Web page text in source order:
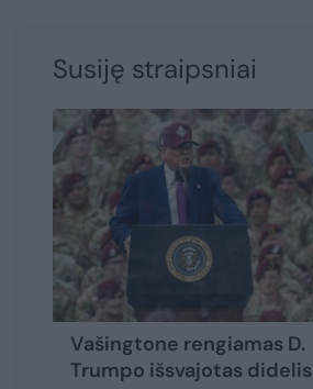
Susiję straipsniai
Vašingtone rengiamas D.
Trumpo išsvajotas didelis